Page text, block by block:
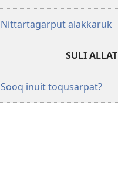
Nittartagarput alakkaruk
SULI ALLAT
Sooq inuit toqusarpat?